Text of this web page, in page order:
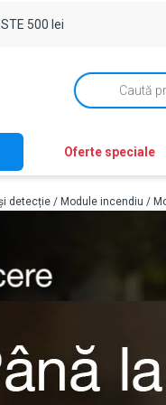
500 lei
Products
search
Oferte speciale
detecție / Module incendiu /